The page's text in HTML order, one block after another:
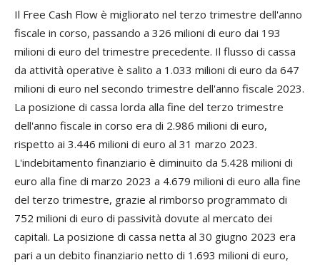
Il Free Cash Flow è migliorato nel terzo trimestre dell'anno
fiscale in corso, passando a 326 milioni di euro dai 193
milioni di euro del trimestre precedente. Il flusso di cassa
da attività operative è salito a 1.033 milioni di euro da 647
milioni di euro nel secondo trimestre dell'anno fiscale 2023.
La posizione di cassa lorda alla fine del terzo trimestre
dell'anno fiscale in corso era di 2.986 milioni di euro,
rispetto ai 3.446 milioni di euro al 31 marzo 2023.
L'indebitamento finanziario è diminuito da 5.428 milioni di
euro alla fine di marzo 2023 a 4.679 milioni di euro alla fine
del terzo trimestre, grazie al rimborso programmato di
752 milioni di euro di passività dovute al mercato dei
capitali. La posizione di cassa netta al 30 giugno 2023 era
pari a un debito finanziario netto di 1.693 milioni di euro,